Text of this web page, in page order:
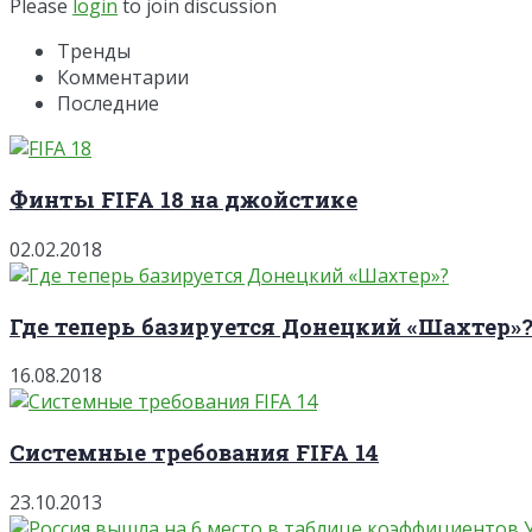
Please login to join discussion
Тренды
Комментарии
Последние
Финты FIFA 18 на джойстике
02.02.2018
Где теперь базируется Донецкий «Шахтер»?
16.08.2018
Системные требования FIFA 14
23.10.2013